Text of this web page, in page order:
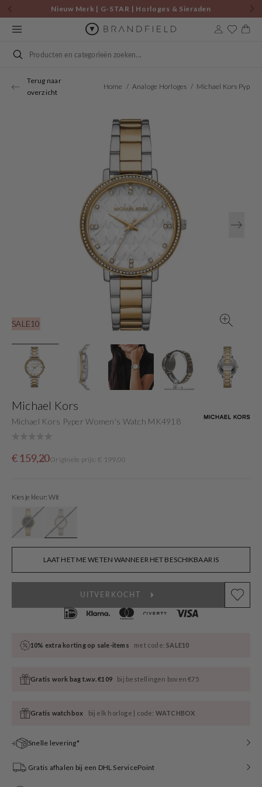
Skip to
content
Nieuw Merk | G-STAR | Horloges & Sieraden
Cart
Search
Terug naar
overzicht
Home Analoge Horloges
SALE10
Open
gallery
view
Michael Kors
Michael Kors Pyper Women's Watch MK4918
Sale
€ 159,20
OrigineleOriginele prijs: € 199,00
Kies je kleur: Wit
LAAT HET ME WETEN WANNEER HET BESCHIKBAAR IS
UITVERKOCHT
10% extra korting op sale-items met code:SALE10
Gratis work bag t.w.v. €109 bij bestellingen boven €75
Gratis watchbox bij elk horloge | code: WATCHBOX
Snelle levering*
Gratis afhalen bij een DHL ServicePoint